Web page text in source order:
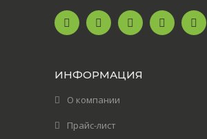
ИНФОРМАЦИЯ
О компании
Прайс-лист